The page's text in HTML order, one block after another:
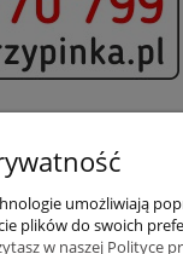
Moje
umożliwiają
plików do swoich
w naszej Polityce